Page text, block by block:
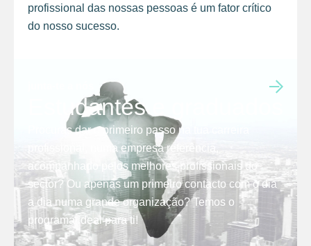
profissional das nossas pessoas é um fator crítico
do nosso sucesso.
Estudantes e graduados
Procuras dar o primeiro passo na tua carreira
profissional, numa empresa referência,
acompanhado pelos melhores profissionais do
sector? Ou apenas um primeiro contacto com o dia
a dia numa grande organização? Temos o
programa ideal para ti!